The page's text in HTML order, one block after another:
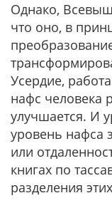
Однако,
что оно, в
Усердие,
нафс человека
улучшается. И
уровень нафса
или
книгах по
разделения